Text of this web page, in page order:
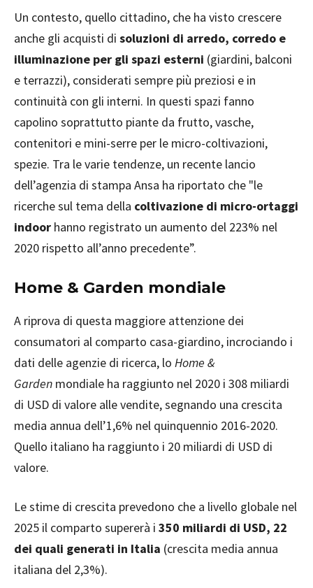
Un contesto, quello cittadino, che ha visto crescere
anche gli acquisti di soluzioni di arredo, corredo e
illuminazione per gli spazi esterni (giardini, balconi
e terrazzi), considerati sempre più preziosi e in
continuità con gli interni. In questi spazi fanno
capolino soprattutto piante da frutto, vasche,
contenitori e mini-serre per le micro-coltivazioni,
spezie. Tra le varie tendenze, un recente lancio
dell’agenzia di stampa Ansa ha riportato che "le
ricerche sul tema della coltivazione di micro-ortaggi
indoor hanno registrato un aumento del 223% nel
2020 rispetto all’anno precedente”.
Home & Garden mondiale
A riprova di questa maggiore attenzione dei
consumatori al comparto casa-giardino, incrociando i
dati delle agenzie di ricerca, lo Home &
Garden mondiale ha raggiunto nel 2020 i 308 miliardi
di USD di valore alle vendite, segnando una crescita
media annua dell’1,6% nel quinquennio 2016-2020.
Quello italiano ha raggiunto i 20 miliardi di USD di
valore.
Le stime di crescita prevedono che a livello globale nel
2025 il comparto supererà i 350 miliardi di USD, 22
dei quali generati in Italia (crescita media annua
italiana del 2,3%).